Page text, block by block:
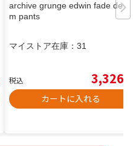
archive grunge edwin fade deni
m pants
マイストア在庫： 31
税込 3,326
カートに入れる